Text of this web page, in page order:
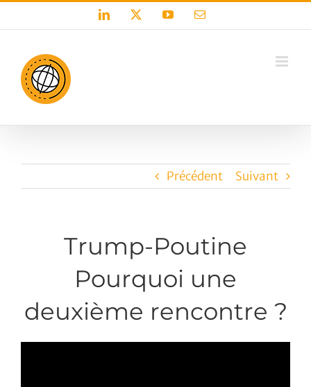
LinkedIn YouTubeEmail
Précédent Suivant
Trump-Poutine
Pourquoi une
deuxième rencontre ?